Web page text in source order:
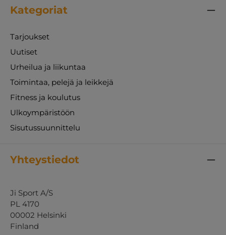
Kategoriat
Tarjoukset
Uutiset
Urheilua ja liikuntaa
Toimintaa, pelejä ja leikkejä
Fitness ja koulutus
Ulkoympäristöön
Sisutussuunnittelu
Yhteystiedot
Ji Sport A/S
PL 4170
00002 Helsinki
Finland